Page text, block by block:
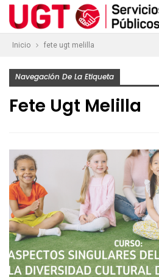
Inicio fete ugt melilla
Navegación De La Etiqueta
Fete Ugt Melilla